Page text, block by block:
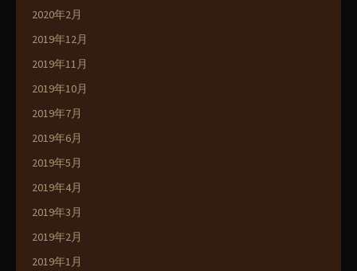
2020年2月
2019年12月
2019年11月
2019年10月
2019年7月
2019年6月
2019年5月
2019年4月
2019年3月
2019年2月
2019年1月